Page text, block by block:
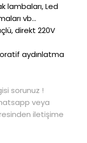
lambaları, Led
vb…
direkt 220V
aydınlatma
sorunuz !
veya
iletişime